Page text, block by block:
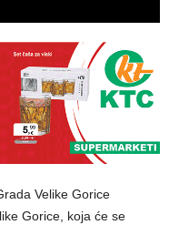
Velike Gorice
Gorice, koja će se